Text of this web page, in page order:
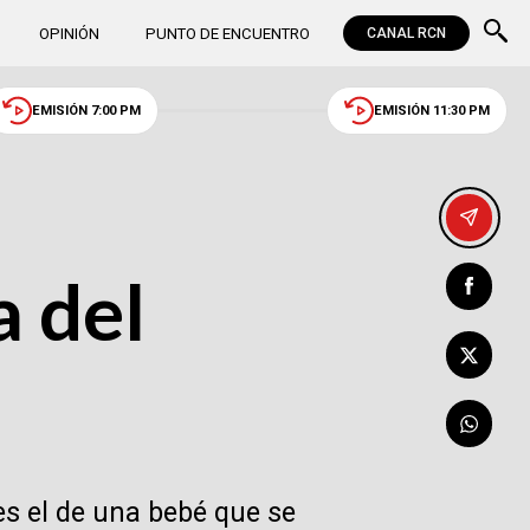
OPINIÓN PUNTO DE ENCUENTRO CANAL RCN
EMISIÓN 7:00 PM EMISIÓN 11:30 PM
del
el de una bebé que se